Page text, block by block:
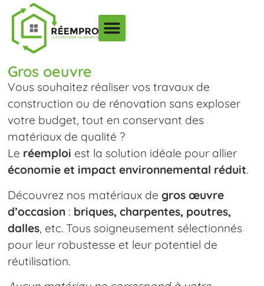
Gros oeuvre
Vous souhaitez réaliser vos travaux de
construction ou de rénovation sans exploser
votre budget, tout en conservant des
matériaux de qualité ?
Le réemploi est la solution idéale pour allier
économie et impact environnemental réduit.
Découvrez nos matériaux degros œuvre
d’occasion : briques, charpentes, poutres,
dalles, etc. Tous soigneusement sélectionnés
pour leur robustesse et leur potentiel de
réutilisation.